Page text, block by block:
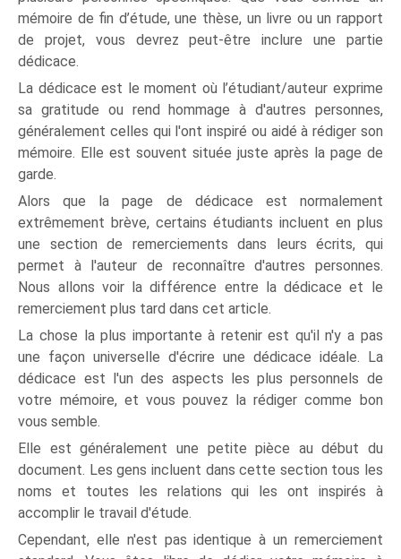
mémoire de fin d’étude, une thèse, un livre ou un rapport
de projet, vous devrez peut-être inclure une partie
dédicace.
La dédicace est le moment où l’étudiant/auteur exprime
sa gratitude ou rend hommage à d'autres personnes,
généralement celles qui l'ont inspiré ou aidé à rédiger son
mémoire. Elle est souvent située juste après la page de
garde.
Alors que la page de dédicace est normalement
extrêmement brève, certains étudiants incluent en plus
une section de remerciements dans leurs écrits, qui
permet à l'auteur de reconnaître d'autres personnes.
Nous allons voir la différence entre la dédicace et le
remerciement plus tard dans cet article.
La chose la plus importante à retenir est qu'il n'y a pas
une façon universelle d'écrire une dédicace idéale. La
dédicace est l'un des aspects les plus personnels de
votre mémoire, et vous pouvez la rédiger comme bon
vous semble.
Elle est généralement une petite pièce au début du
document. Les gens incluent dans cette section tous les
noms et toutes les relations qui les ont inspirés à
accomplir le travail d'étude.
Cependant, elle n'est pas identique à un remerciement